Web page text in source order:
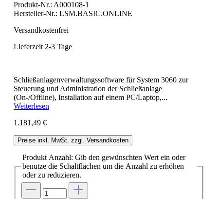
Produkt-Nr.: A000108-1
Hersteller-Nr.: LSM.BASIC.ONLINE
Versandkostenfrei
Lieferzeit 2-3 Tage
Schließanlagenverwaltungssoftware für System 3060 zur
Steuerung und Administration der Schließanlage
(On-/Offline), Installation auf einem PC/Laptop,...
Weiterlesen
1.181,49 €
Preise inkl. MwSt. zzgl. Versandkosten
Produkt Anzahl: Gib den gewünschten Wert ein oder
benutze die Schaltflächen um die Anzahl zu erhöhen
oder zu reduzieren.